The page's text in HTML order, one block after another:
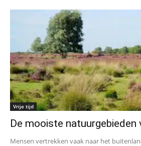
Vrije tijd
De mooiste natuurgebieden
Mensen vertrekken vaak naar het